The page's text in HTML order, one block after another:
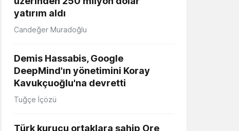
yatırım aldı
Candeğer Muradoğlu
Demis Hassabis, Google
DeepMind'ın yönetimini Koray
Kavukçuoğlu'na devretti
Tuğçe İçözü
Türk kurucu ortaklara sahip Ore